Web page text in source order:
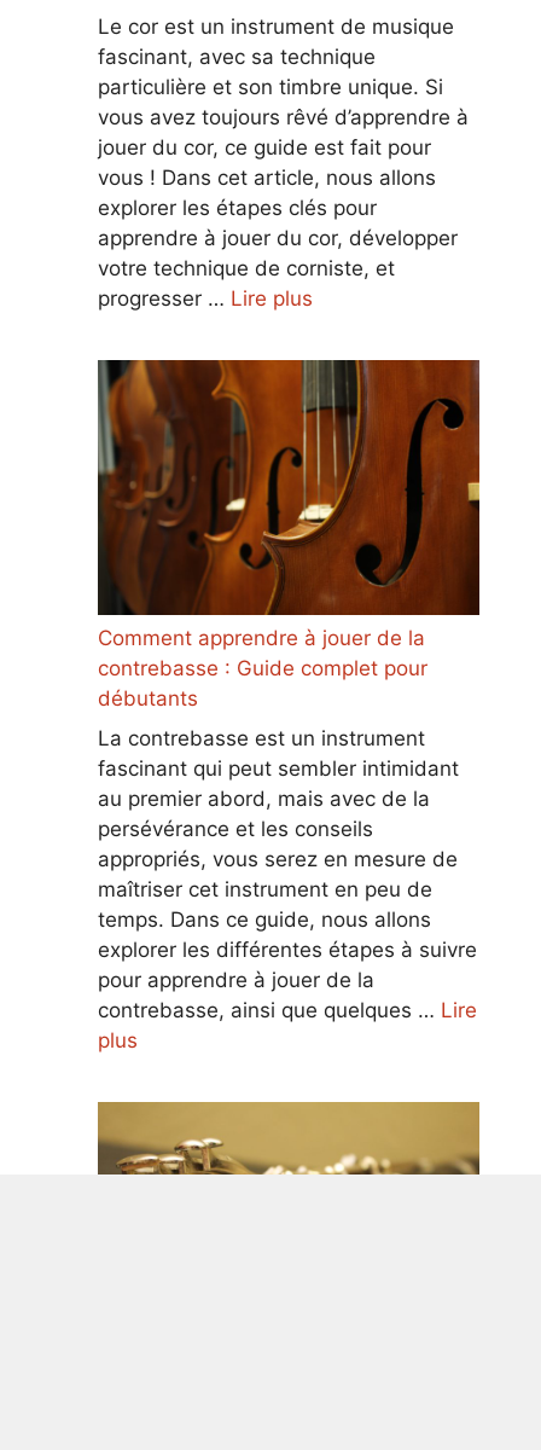
Le cor est un instrument de musique
fascinant, avec sa technique
particulière et son timbre unique. Si
vous avez toujours rêvé d’apprendre à
jouer du cor, ce guide est fait pour
vous ! Dans cet article, nous allons
explorer les étapes clés pour
apprendre à jouer du cor, développer
votre technique de corniste, et
progresser … Lire plus
Comment apprendre à jouer de la
contrebasse : Guide complet pour
débutants
La contrebasse est un instrument
fascinant qui peut sembler intimidant
au premier abord, mais avec de la
persévérance et les conseils
appropriés, vous serez en mesure de
maîtriser cet instrument en peu de
temps. Dans ce guide, nous allons
explorer les différentes étapes à suivre
pour apprendre à jouer de la
contrebasse, ainsi que quelques … Lire
plus